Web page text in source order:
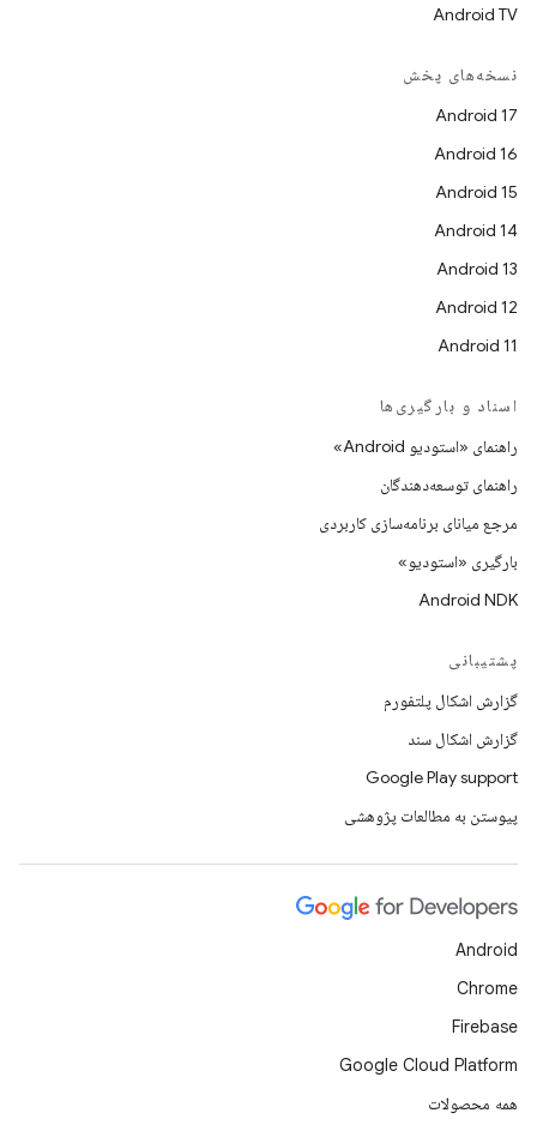
Android TV
نسخه‌های پخش
Android 17
Android 16
Android 15
Android 14
Android 13
Android 12
Android 11
اسناد و بارگیری‌ها
راهنمای «استودیو Android»
راهنمای توسعه‌دهندگان
مرجع میانای برنامه‌سازی کاربردی
بارگیری «استودیو»
Android NDK
پشتیبانی
گزارش اشکال پلتفورم
گزارش اشکال سند
Google Play support
پیوستن به مطالعات پژوهشی
Android
Chrome
Firebase
Google Cloud Platform
همه محصولات